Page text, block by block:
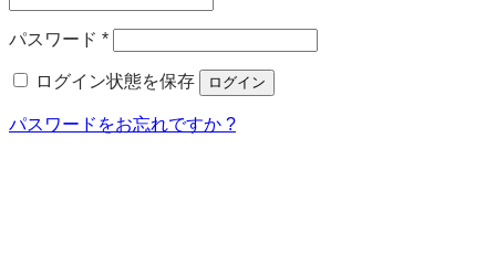
パスワード *必
ログイン状態を保存
ログイン
パスワードをお忘れですか ?